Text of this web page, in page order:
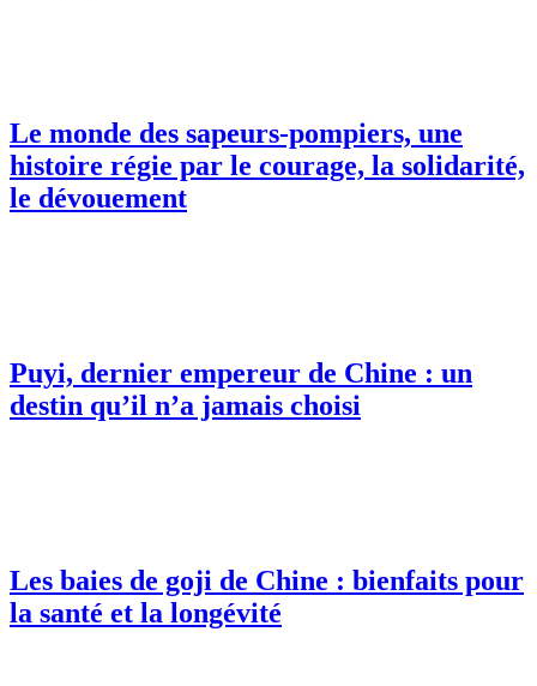
Le monde des sapeurs-pompiers, une
histoire régie par le courage, la solidarité,
le dévouement
Puyi, dernier empereur de Chine : un
destin qu’il n’a jamais choisi
Les baies de goji de Chine : bienfaits pour
la santé et la longévité